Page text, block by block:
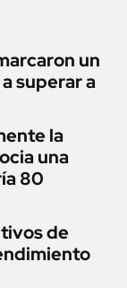
un
superar a
la
una
80
de